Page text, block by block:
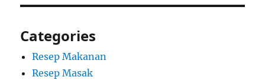
Categories
Resep Makanan
Resep Masak